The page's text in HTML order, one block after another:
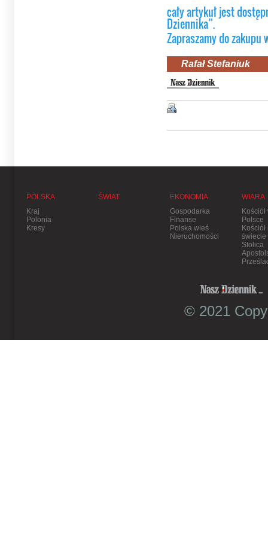
cały artykuł jest
Dziennika”.
Zapraszamy do zakupu
Rafał Stefaniuk
POLSKA
Kraj
Polonia
Kresy
ŚWIAT
EKONOMIA
Gospodarka
Finanse
Polska wieś
Nieruchomości
WIARA
Kościół
Polsce
Kościół
świecie
Stolica
© 2021